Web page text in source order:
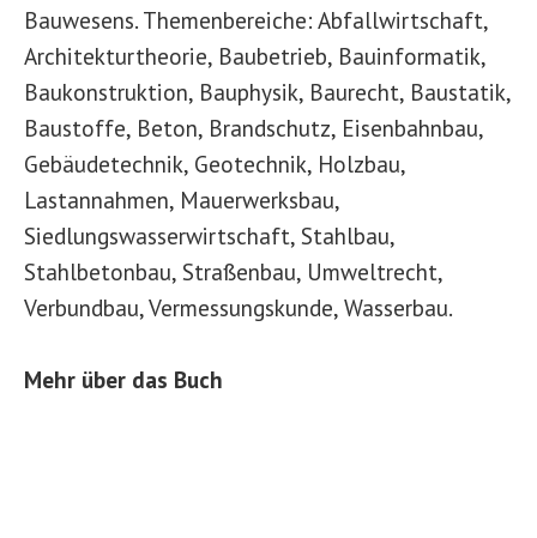
Bauwesens. Themenbereiche: Abfallwirtschaft,
Architekturtheorie, Baubetrieb, Bauinformatik,
Baukonstruktion, Bauphysik, Baurecht, Baustatik,
Baustoffe, Beton, Brandschutz, Eisenbahnbau,
Gebäudetechnik, Geotechnik, Holzbau,
Lastannahmen, Mauerwerksbau,
Siedlungswasserwirtschaft, Stahlbau,
Stahlbetonbau, Straßenbau, Umweltrecht,
Verbundbau, Vermessungskunde, Wasserbau.
Mehr über das Buch